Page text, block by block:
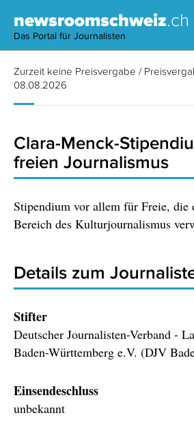
newsroomschweiz.ch
Das Portal für Journalisten
Zurzeit keine Preisvergabe /
08.08.2026
Clara-Menck-
freien Journalismus
Stipendium vor allem für Freie, die
Bereich des Kulturjournalismus
Details zum
Stifter
Deutscher Journalisten-Verband -
Baden-Württemberg e.V. (DJV
Einsendeschluss
unbekannt